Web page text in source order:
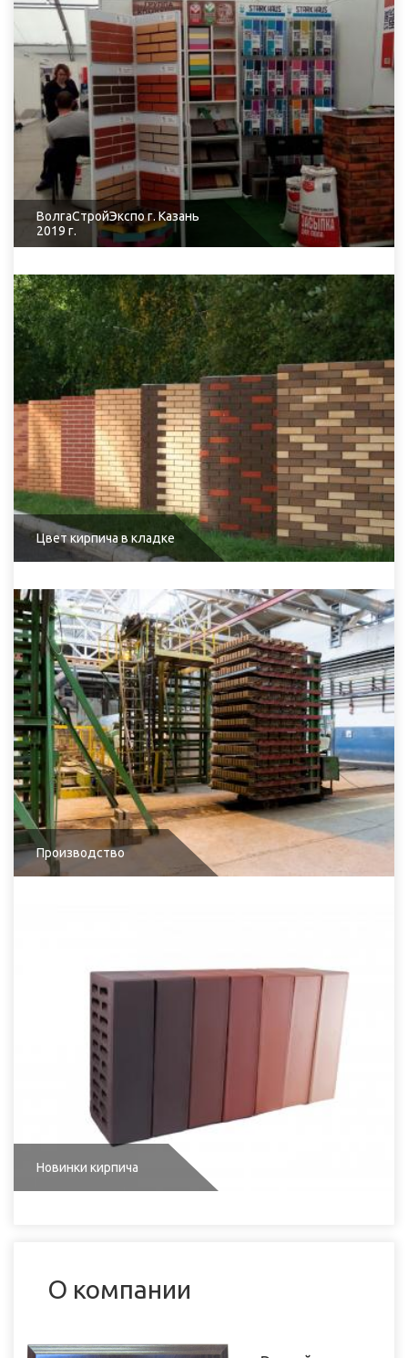
ВолгаСтройЭкспо г. Казань
2019 г.
Цвет кирпича в кладке
Производство
Новинки кирпича
О компании